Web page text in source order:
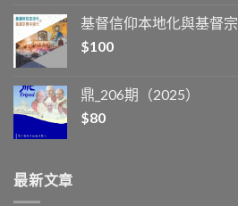
基督信仰本地化與基督
$100
鼎_206期（2025）
$80
最新文章